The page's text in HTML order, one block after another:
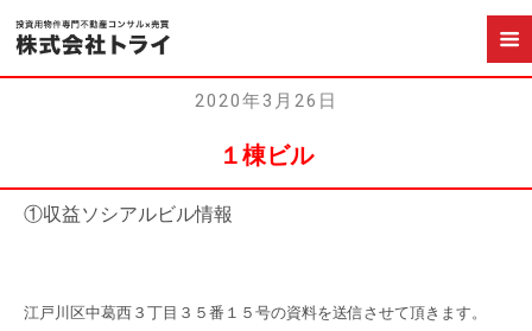
2020年3月26日
１棟ビル
①収益ソシアルビル情報
江戸川区中葛西３丁目３５番１５号の資料を送信させて頂きます。